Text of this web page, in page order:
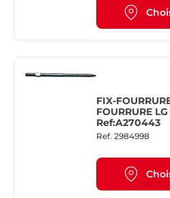
FIX-FOURRURE LG 90 MM
FOURRURE LG 90 MM BTE DE 50 -
Ref:A270443
Ref. 2984998